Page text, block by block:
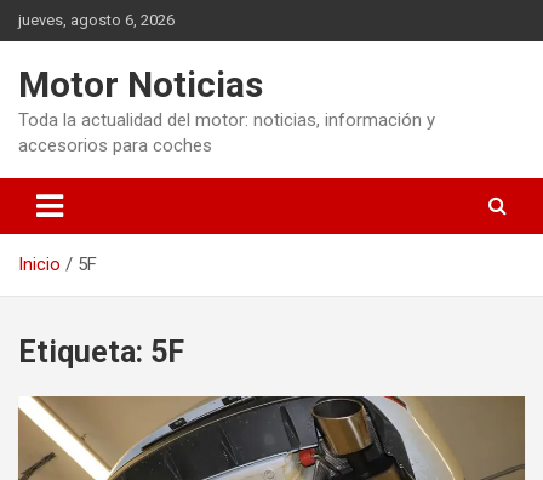
Saltar
al
jueves, agosto 6, 2026
Motor Noticias
Toda la actualidad del motor: noticias, información y
accesorios para coches
Inicio 5F
Etiqueta: 5F